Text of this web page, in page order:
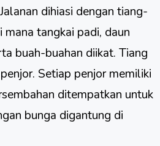
dihiasi dengan tiang-
tangkai padi, daun
buah-buahan diikat. Tiang
Setiap penjor memiliki
ditempatkan untuk
bunga digantung di